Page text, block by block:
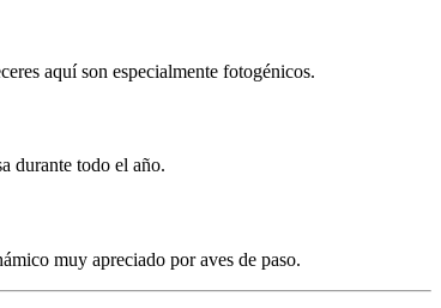
aquí son especialmente fotogénicos.
durante todo el año.
muy apreciado por aves de paso.